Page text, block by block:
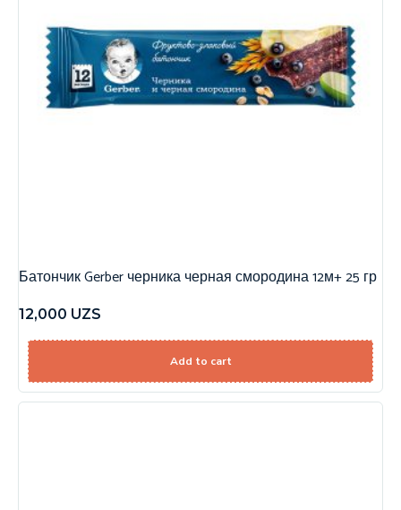
Батончик Gerber черника черная смородина 12м+ 25 гр
12,000 UZS
Add to cart